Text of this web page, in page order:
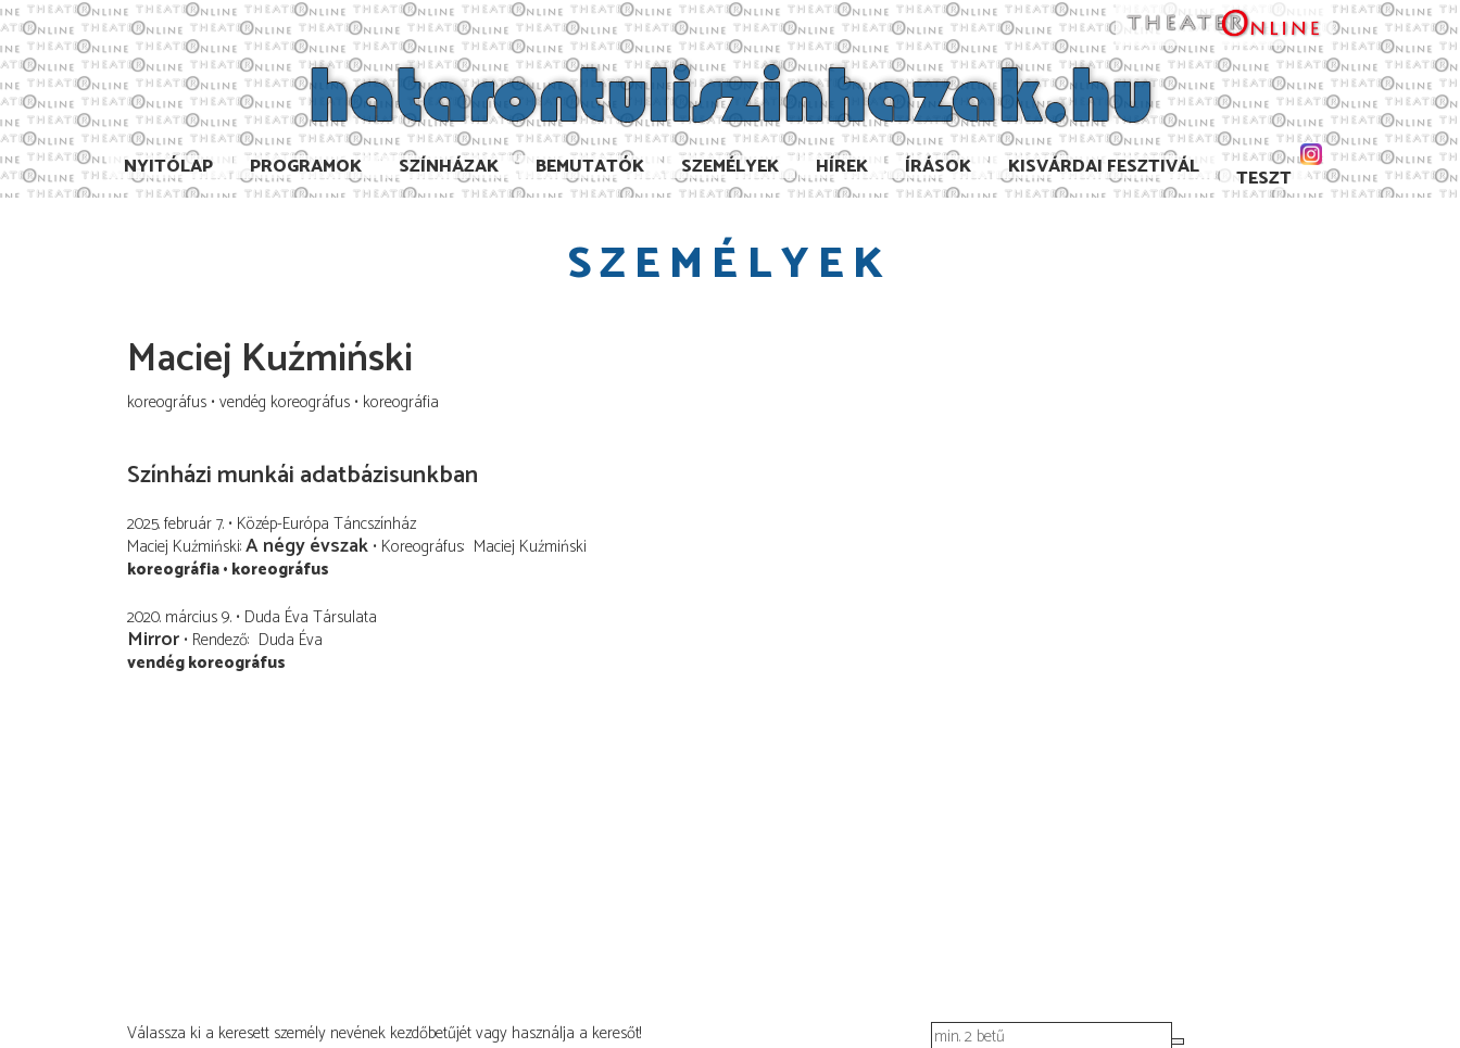
NYITÓLAP PROGRAMOK SZÍNHÁZAK BEMUTATÓK SZEMÉLYEK HÍREK ÍRÁSOK KISVÁRDAI FESZTIVÁL TESZT
SZEMÉLYEK
Maciej Kuźmiński
koreográfus vendég koreográfus koreográfia
Színházi munkái adatbázisunkban
2025. február 7. Közép-Európa Táncszínház
Maciej Kuźmiński A négy évszak Koreográfus Maciej Kuźmiński
koreográfia koreográfus
2020. március 9. Duda Éva Társulata
Mirror Rendező Duda Éva
vendég koreográfus
Válassza ki a keresett személy nevének kezdőbetűjét vagy használja a keresőt!